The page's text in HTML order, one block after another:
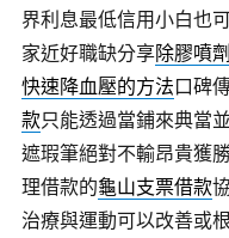
界利息最低信用小白也
家近好職缺分享除膠噴劑
快速降血壓的方法口碑
款只能透過當鋪來典當
遮瑕筆絕對不輸昂貴獲
理借款的龜山支票借款
治療與運動可以改善或